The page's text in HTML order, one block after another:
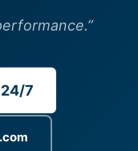
7